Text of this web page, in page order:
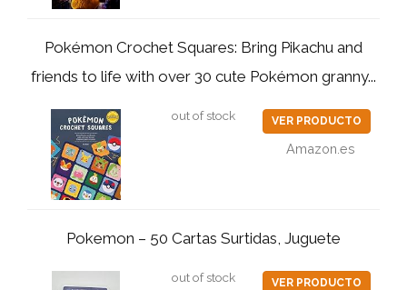
Pokémon Crochet Squares: Bring Pikachu and
friends to life with over 30 cute Pokémon granny...
out of stock VER PRODUCTO
Amazon.es
Pokemon – 50 Cartas Surtidas, Juguete
out of stock VER PRODUCTO